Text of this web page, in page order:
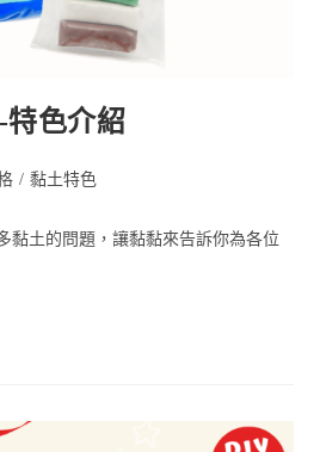
特色介紹
/ 黏土特色
黏土的問題，讓黏黏來告訴你為各位